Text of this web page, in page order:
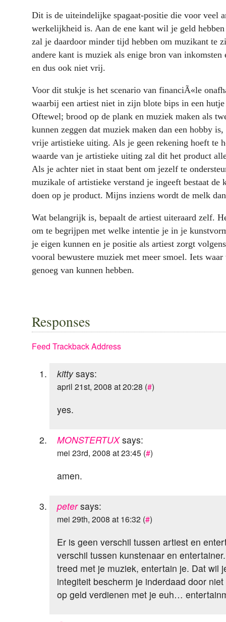
Dit is de uiteindelijke spagaat-positie die voor veel
werkelijkheid is. Aan de ene kant wil je geld
zal je daardoor minder tijd hebben om muzikant te
andere kant is muziek als enige bron van
en dus ook niet vrij.
Voor dit stukje is het scenario van financiÃ«le
waarbij een artiest niet in zijn blote bips in een
Oftewel; brood op de plank en muziek maken als
kunnen zeggen dat muziek maken dan een hobby
vrije artistieke uiting. Als je geen rekening hoeft te
waarde van je artistieke uiting zal dit het product
Als je achter niet in staat bent om jezelf te
muzikale of artistieke verstand je ingeeft bestaat de
doen op je product. Mijns inziens wordt de melk
Wat belangrijk is, bepaalt de artiest uiteraard zelf.
om te begrijpen met welke intentie je in je
je eigen kunnen en je positie als artiest zorgt
vooral bewustere muziek met meer smoel. Iets
genoeg van kunnen hebben.
Responses
Feed Trackback Address
kittysays:
april 21st, 2008 at 20:28 (#)
yes.
MONSTERTUXsays:
mei 23rd, 2008 at 23:45 (#)
amen.
petersays:
mei 29th, 2008 at 16:32 (#)
Er is geen verschil tussen artiest en
verschil tussen kunstenaar en
treed met je muziek, entertain je. Dat wil
integiteit bescherm je inderdaad door
op geld verdienen met je euh…